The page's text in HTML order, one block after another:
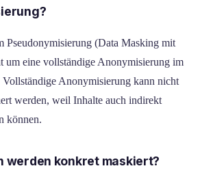
Pseudonymisierung (Data Masking mit
um eine vollständige Anonymisierung im
Vollständige Anonymisierung kann nicht
werden, weil Inhalte auch indirekt
können.
werden konkret maskiert?